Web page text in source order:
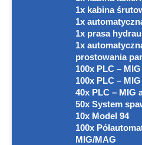
1x kabina
1x
1x prasa
1x
prostowania
100x PLC –
100x PLC –
40x PLC – MIG
50x System
10x Model 94
100x
MIG/MAG